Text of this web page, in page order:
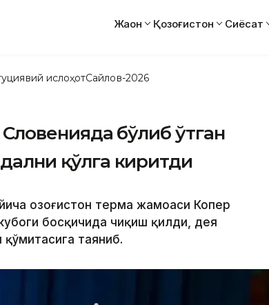
Жаҳон Қозоғистон Сиёсат
ислоҳотСайлов-2026
бўлиб ўтган
қўлга киритди
Қозоғистон терма жамоаси Копер
босқичида чиқиш қилди, дея
таяниб.